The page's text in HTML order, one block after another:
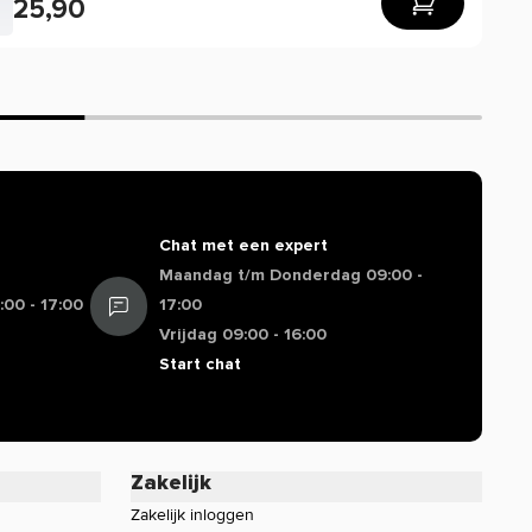
25,90
- 17:00
Chat met een expert
Maandag t/m Donderdag 09:00 -
17:00
Vrijdag 09:00 - 16:00
Start chat
Zakelijk
Zakelijk inloggen